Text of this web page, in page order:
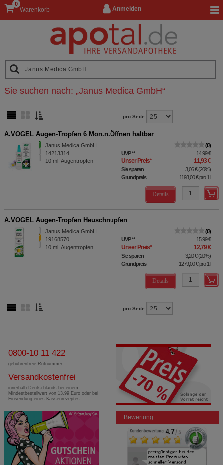
Anmelden
Warenkorb
0
Sie suchen nach: „Janus Medica GmbH“
pro Seite
A.VOGEL Augen-Tropfen 6 Mon.n.Öffnen haltbar
Janus Medica GmbH
14213314
10 ml Augentropfen
0
UVP** 14,99 €
Unser Preis* 11,93 €
Sie sparen 3,06 €(20%)
Grundpreis
1193,00 €pro 1 l
Details
A.VOGEL Augen-Tropfen Heuschnupfen
Janus Medica GmbH
19168570
10 ml Augentropfen
0
UVP** 15,99 €
Unser Preis* 12,79 €
Sie sparen 3,20 €(20%)
Grundpreis
1279,00 €pro 1 l
Details
pro Seite
0800-10 11 422
gebührenfreie Rufnummer
Versandkostenfrei
innerhalb Deutschlands bei einem
Mindestbestellwert von 13,99 Euro oder bei
Einsendung eines Kassenrezeptes
Bewertung